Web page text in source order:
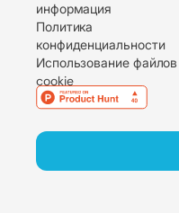
информация
Политика
конфиденциальности
Использование файлов
cookie